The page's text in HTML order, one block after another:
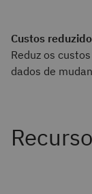
Custos
Reduz os
dados de